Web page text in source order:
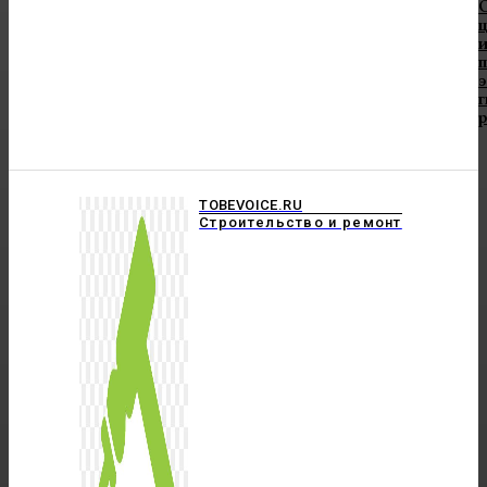
TOBEVOICE.RU
Строительство и ремонт